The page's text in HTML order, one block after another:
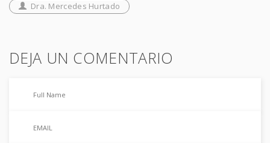
Dra. Mercedes Hurtado
DEJA UN COMENTARIO